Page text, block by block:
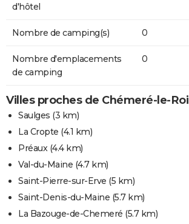
d'hôtel
Nombre de camping(s) 0
Nombre d'emplacements
de camping
0
Villes proches de Chémeré-le-Roi
Saulges (3 km)
La Cropte (4.1 km)
Préaux(4.4 km)
Val-du-Maine (4.7 km)
Saint-Pierre-sur-Erve (5 km)
Saint-Denis-du-Maine (5.7 km)
La Bazouge-de-Chemeré (5.7 km)